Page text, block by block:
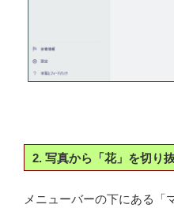
左上の「メニュー」から「
の参照」で該当ファイルを